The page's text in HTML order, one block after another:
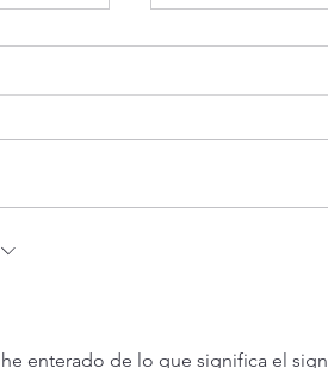
8
enterado de lo que significa el